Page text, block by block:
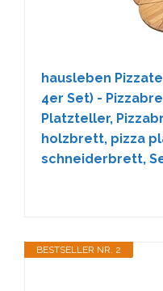
hausleben
4er Set) -
Platzteller,
holzbrett, pizza
schneiderbrett,
BESTSELLER NR. 2